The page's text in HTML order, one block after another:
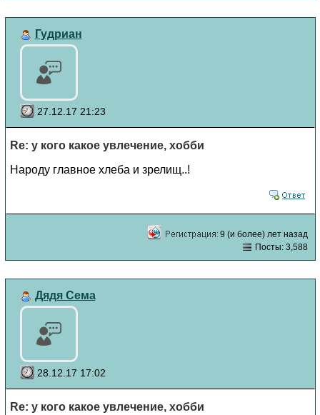
Гудриан
27.12.17 21:23
Re: у кого какое увлечение, хобби
Народу главное хлеба и зрелищ..!
9 (и более) лет назад
Посты: 3,588
Дядя Сема
28.12.17 17:02
Re: у кого какое увлечение, хобби